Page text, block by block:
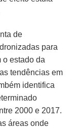
de
para
o estado da
tendências em
identifica
2000 e 2017.
áreas onde